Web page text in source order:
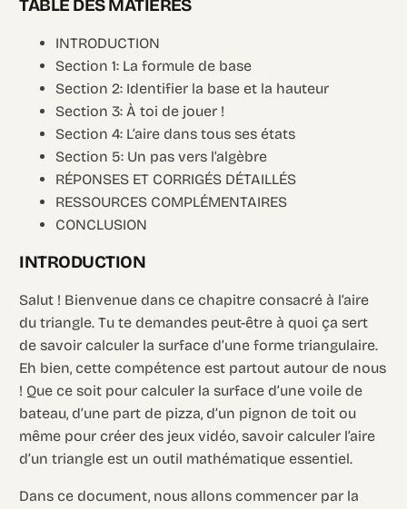
TABLE DES MATIÈRES
INTRODUCTION
Section 1: La formule de base
Section 2: Identifier la base et la hauteur
Section 3: À toi de jouer !
Section 4: L’aire dans tous ses états
Section 5: Un pas vers l’algèbre
RÉPONSES ET CORRIGÉS DÉTAILLÉS
RESSOURCES COMPLÉMENTAIRES
CONCLUSION
INTRODUCTION
Salut ! Bienvenue dans ce chapitre consacré à l’aire
du triangle. Tu te demandes peut-être à quoi ça sert
de savoir calculer la surface d’une forme triangulaire.
Eh bien, cette compétence est partout autour de nous
! Que ce soit pour calculer la surface d’une voile de
bateau, d’une part de pizza, d’un pignon de toit ou
même pour créer des jeux vidéo, savoir calculer l’aire
d’un triangle est un outil mathématique essentiel.
Dans ce document, nous allons commencer par la